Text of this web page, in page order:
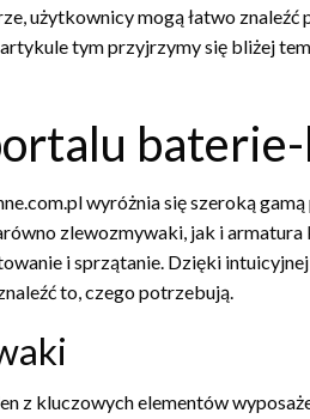
użytkownicy mogą łatwo
tym przyjrzymy się bliżej
baterie-
wyróżnia się szeroką
zlewozmywaki, jak i
i sprzątanie. Dzięki
to, czego potrzebują.
z kluczowych elementów